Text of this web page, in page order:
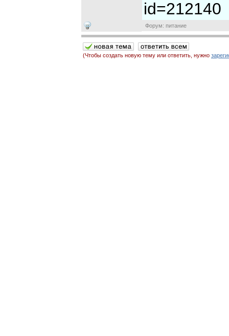
id=212140
Форум: питание
(Чтобы создать новую тему или ответить, нужно